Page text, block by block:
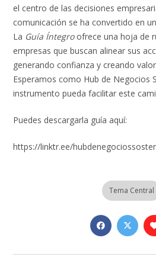
el centro de las decisiones
comunicación se ha convertido en
La Guía Íntegroofrece una hoja de
empresas que buscan alinear sus
generando confianza y creando
Esperamos como Hub de Negocios
instrumento pueda facilitar este
Puedes descargarla guía aquí:
https://linktr.ee/
Tema Central